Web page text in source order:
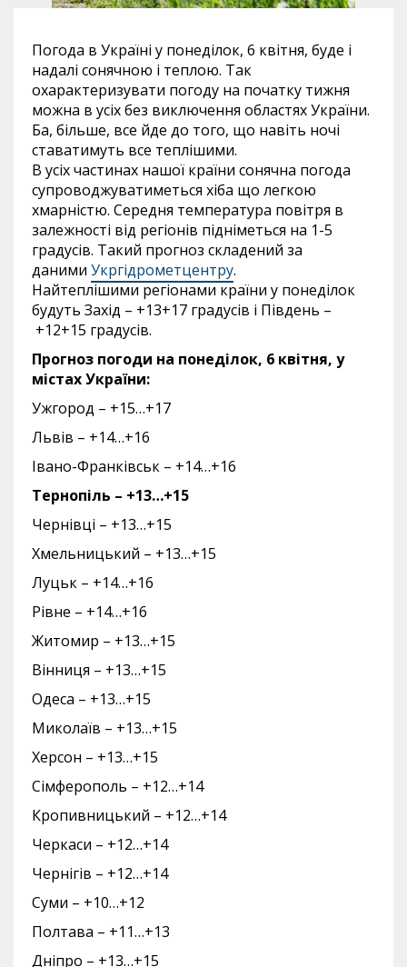
Погода в Україні у понеділок, 6 квітня, буде і
надалі сонячною і теплою. Так
охарактеризувати погоду на початку тижня
можна в усіх без виключення областях України.
Ба, більше, все йде до того, що навіть ночі
ставатимуть все теплішими.
В усіх частинах нашої країни сонячна погода
супроводжуватиметься хіба що легкою
хмарністю. Середня температура повітря в
залежності від регіонів підніметься на 1-5
градусів. Такий прогноз складений за
даними Укргідрометцентру.
Найтеплішими регіонами країни у понеділок
будуть Захід – +13+17 градусів і Південь –
+12+15 градусів.
Прогноз погоди на понеділок, 6 квітня, у
містах України:
Ужгород – +15…+17
Львів – +14…+16
Івано-Франківськ – +14…+16
Тернопіль – +13…+15
Чернівці – +13…+15
Хмельницький – +13…+15
Луцьк – +14…+16
Рівне – +14…+16
Житомир – +13…+15
Вінниця – +13…+15
Одеса – +13…+15
Миколаїв – +13…+15
Херсон – +13…+15
Сімферополь – +12…+14
Кропивницький – +12…+14
Черкаси – +12…+14
Чернігів – +12…+14
Суми – +10…+12
Полтава – +11…+13
Дніпро – +13…+15